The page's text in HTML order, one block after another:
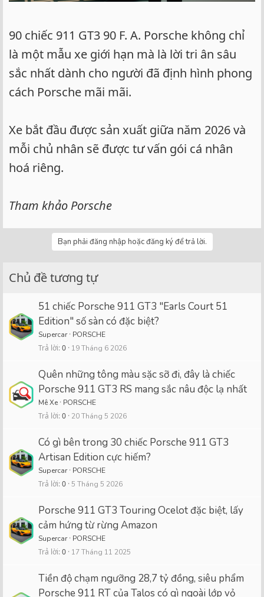
90 chiếc 911 GT3 90 F. A. Porsche không chỉ
là một mẫu xe giới hạn mà là lời tri ân sâu
sắc nhất dành cho người đã định hình phong
cách Porsche mãi mãi.
Xe bắt đầu được sản xuất giữa năm 2026 và
mỗi chủ nhân sẽ được tư vấn gói cá nhân
hoá riêng.
Tham khảo Porsche
Bạn phải đăng nhập hoặc đăng ký để trả lời.
Chủ đề tương tự
51 chiếc Porsche 911 GT3 "Earls Court 51
Edition" số sàn có đặc biệt?
Supercar PORSCHE
Trả lời 0 19 Tháng 6 2026
Quên những tông màu sặc sỡ đi, đây là chiếc
Porsche 911 GT3 RS mang sắc nâu độc lạ nhất
Mê Xe PORSCHE
Trả lời 0 20 Tháng 5 2026
Có gì bên trong 30 chiếc Porsche 911 GT3
Artisan Edition cực hiếm?
Supercar PORSCHE
Trả lời 0 5 Tháng 5 2026
Porsche 911 GT3 Touring Ocelot đặc biệt, lấy
cảm hứng từ rừng Amazon
Supercar PORSCHE
Trả lời 0 17 Tháng 11 2025
Tiền độ chạm ngưỡng 28,7 tỷ đồng, siêu phẩm
Porsche 911 RT của Talos có gì ngoài lớp vỏ